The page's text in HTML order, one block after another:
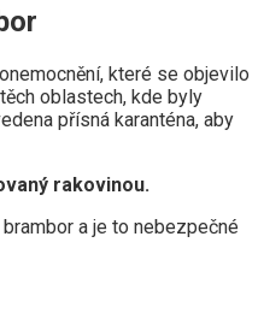
které se objevilo
oblastech, kde byly
přísná karanténa, aby
rakovinou.